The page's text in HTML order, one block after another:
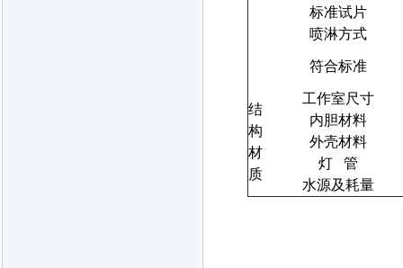
标准试片
喷淋方式
符合标准
结
构
材
质
工作室尺寸
内胆材料
外壳材料
灯
管
水源及耗量